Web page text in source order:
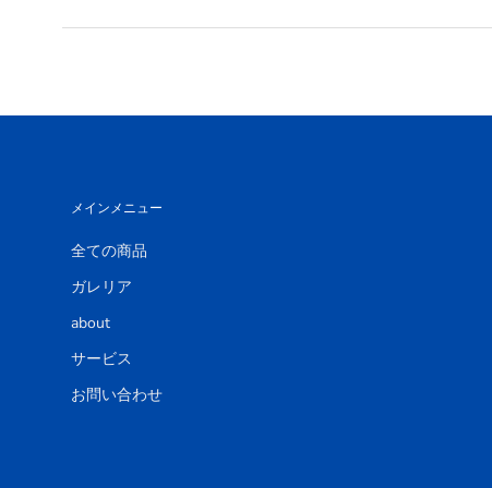
メインメニュー
全ての商品
ガレリア
about
サービス
お問い合わせ